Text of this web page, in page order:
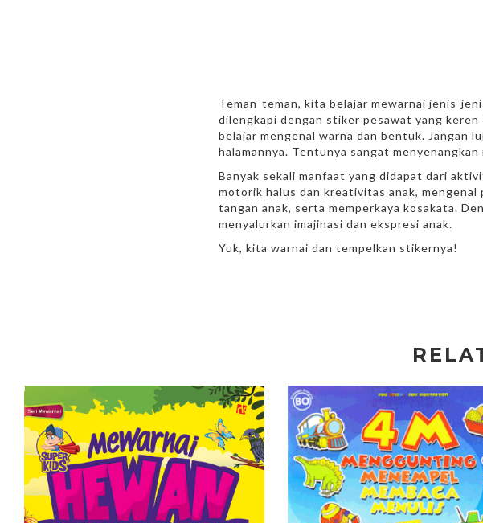
Teman-teman, kita belajar mewarnai jenis-
dilengkapi dengan stiker pesawat yang
belajar mengenal warna dan bentuk. Jangan
halamannya. Tentunya sangat
Banyak sekali manfaat yang didapat dari
motorik halus dan kreativitas anak,
tangan anak, serta memperkaya kosakata.
menyalurkan imajinasi dan ekspresi anak.
Yuk, kita warnai dan tempelkan stikernya!